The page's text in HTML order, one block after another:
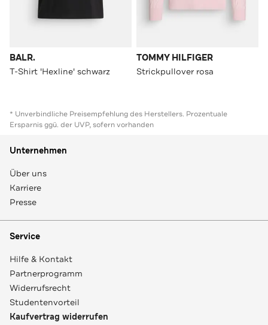
BALR.
T-Shirt 'Hexline' schwarz
TOMMY HILFIGER
Strickpullover rosa
* Unverbindliche Preisempfehlung des Herstellers. Prozentuale
Ersparnis ggü. der UVP, sofern vorhanden
Unternehmen
Über uns
Karriere
Presse
Service
Hilfe & Kontakt
Partnerprogramm
Widerrufsrecht
Studentenvorteil
Kaufvertrag widerrufen